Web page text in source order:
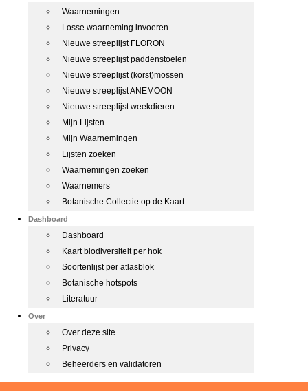
Waarnemingen
Losse waarneming invoeren
Nieuwe streeplijst FLORON
Nieuwe streeplijst paddenstoelen
Nieuwe streeplijst (korst)mossen
Nieuwe streeplijst ANEMOON
Nieuwe streeplijst weekdieren
Mijn Lijsten
Mijn Waarnemingen
Lijsten zoeken
Waarnemingen zoeken
Waarnemers
Botanische Collectie op de Kaart
Dashboard
Dashboard
Kaart biodiversiteit per hok
Soortenlijst per atlasblok
Botanische hotspots
Literatuur
Over
Over deze site
Privacy
Beheerders en validatoren